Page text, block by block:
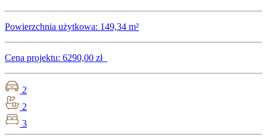
Powierzchnia użytkowa: 149,34 m²
Cena projektu: 6290,00 zł
2
2
3